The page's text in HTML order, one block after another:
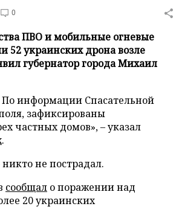
0
ПВО и мобильные огневые
52 украинских дрона возле
губернатор города Михаил
По информации Спасательной
зафиксированы
частных домов», – указал
.
не пострадал.
сообщал о поражении над
20 украинских